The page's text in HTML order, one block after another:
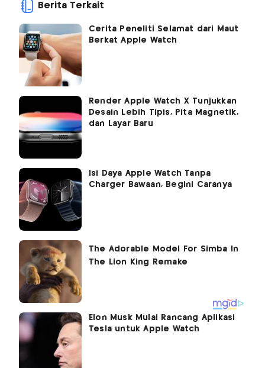
Berita Terkait
Cerita Peneliti Selamat dari Maut
Berkat Apple Watch
Render Apple Watch X Tunjukkan
Desain Lebih Tipis, Pita Magnetik,
dan Layar Baru
Isi Daya Apple Watch Tanpa
Charger Bawaan, Begini Caranya
Elon Musk Mulai Rancang Aplikasi
Tesla untuk Apple Watch